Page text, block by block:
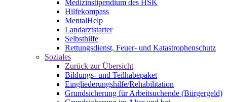
Medizinstipendium des HSK
Hilfekompass
MentalHelp
Landarztstarter
Selbsthilfe
Rettungsdienst, Feuer- und Katastrophenschutz
Soziales
Zurück zur Übersicht
Bildungs- und Teilhabepaket
Eingliederungshilfe/Rehabilitation
Grundsicherung für Arbeitsuchende (Bürgergeld)